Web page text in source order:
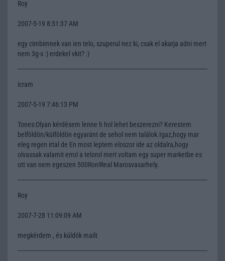
Roy
2007-5-19 8:51:37 AM
egy cimbimnek van ien telo, szuperul nez ki, csak el akarja adni mert
nem 3g-s :) erdekel vkit? :)
icram
2007-5-19 7:46:13 PM
Tones:Olyan kérdésem lenne h hol lehet beszerezni? Kerestem
belföldön/külföldön egyaránt de sehol nem találok.Igaz,hogy mar
eleg regen irtal de En most leptem eloszor ide az oldalra,hogy
olvassak valamit errol a telorol mert voltam egy super marketbe es
ott van nem egeszen 500Ron!Real Marosvasarhely.
Roy
2007-7-28 11:09:09 AM
megkérdem , és küldök mailt